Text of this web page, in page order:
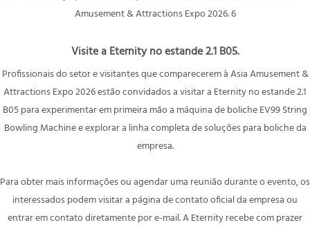
Visite a Eternity no estande 2.1 B05.
Profissionais do setor e visitantes que comparecerem à Asia Amusement &
Attractions Expo 2026 estão convidados a visitar a Eternity no estande 2.1
B05 para experimentar em primeira mão a máquina de boliche EV99 String
Bowling Machine e explorar a linha completa de soluções para boliche da
empresa.
Para obter mais informações ou agendar uma reunião durante o evento, os
interessados ​​podem visitar a página de contato oficial da empresa ou
entrar em contato diretamente por e-mail. A Eternity recebe com prazer